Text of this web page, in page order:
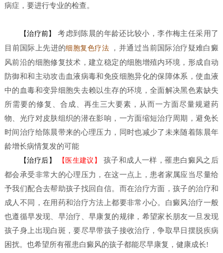
病症，要进行专业的检查。
【治疗前】
考虑到陈晨的年龄还比较小，李作梅主任采用了
目前国际上先进的细胞复色疗法 ，并通过当前国际治疗疑难白癜
风前沿的细胞修复技术，建立稳定的细胞增殖内环境，形成自动
防御和和主动攻击血液病毒和免疫细胞异化的保障体系，使血液
中的血毒和变异细胞失去赖以生存的环境，全面解决黑色素缺失
所需要的修复、合成、再生三大要素，从而一方面尽量规避药
物、光疗对皮肤组织的潜在影响，一方面缩短治疗周期，避免长
时间治疗给陈晨带来的心理压力，同时也减少了未来随着陈晨年
龄增长病情复发的可能
【治疗后】 【医生建议】
孩子和成人一样，罹患白癜风之后
都会承受非常大的心理压力，在这一点上，患者家属应当尽量给
予我们配合去帮助孩子找回自信。而在治疗方面，孩子的治疗和
成人不同，在用药和治疗方法上都要非常小心。白癜风治疗一般
也遵循早发现、早治疗、早康复的规律，希望家长朋友一旦发现
孩子身上出现白斑，要尽早带孩子接收治疗，争取早日摆脱疾病
困扰。也希望所有罹患白癜风的孩子都能尽早康复，健康成长!